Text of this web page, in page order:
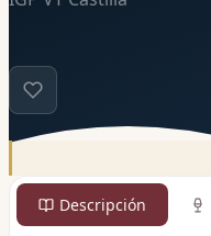
Descripción